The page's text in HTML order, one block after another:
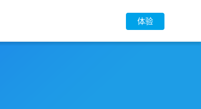
体验